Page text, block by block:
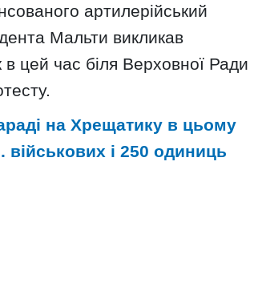
артилерійський
Мальти викликав
в цей час біля Верховної Ради
на Хрещатику в цьому
військових і 250 одиниць